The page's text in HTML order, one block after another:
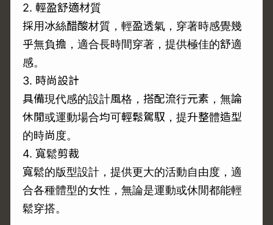
2. 輕盈舒適材質
採用冰絲醋酸材質，輕盈透氣，穿著時感覺幾
乎無負擔，適合長時間穿著，提供極佳的舒適
感。
3. 時尚設計
具備現代感的設計風格，搭配流行元素，無論
休閒或運動場合均可輕鬆駕馭，提升整體造型
的時尚度。
4. 寬鬆剪裁
寬鬆的版型設計，提供更大的活動自由度，適
合各種體型的女性，無論是運動或休閒都能輕
鬆穿搭。